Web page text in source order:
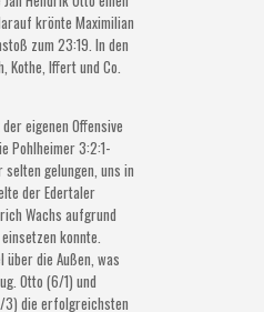
krönte Maximilian
zum 23:19. In den
Iffert und Co.
eigenen Offensive
Pohlheimer 3:2:1-
gelungen, uns in
der Edertaler
Wachs aufgrund
konnte.
die Außen, was
Otto (6/1) und
3) die erfolgreichsten